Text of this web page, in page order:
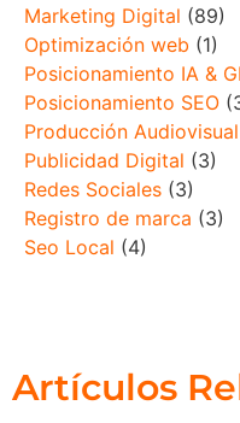
Marketing Digital (89)
Optimización web (1)
Posicionamiento IA &
Posicionamiento SEO
Producción Audiovisual
Publicidad Digital (3)
Redes Sociales (3)
Registro de marca (3)
Seo Local (4)
Artículos